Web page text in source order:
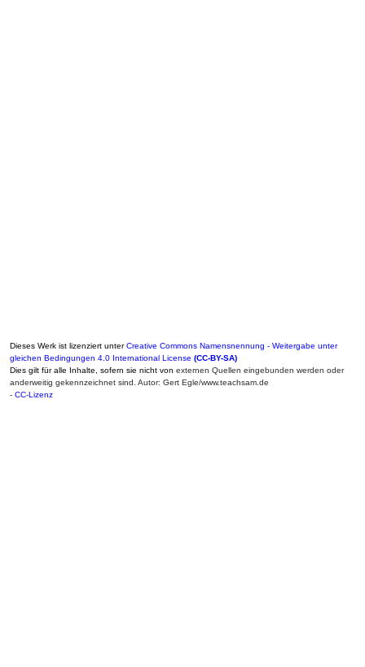
Dieses Werk ist lizenziert unterCreative Commons Namensnennung - Weitergabe unter
gleichen Bedingungen 4.0 International License (CC-BY-SA)
Dies gilt für alle Inhalte, sofern sie nicht von externen Quellen eingebunden werden oder
anderweitig gekennzeichnet sind. Autor: Gert Egle/www.teachsam.de
- CC-Lizenz